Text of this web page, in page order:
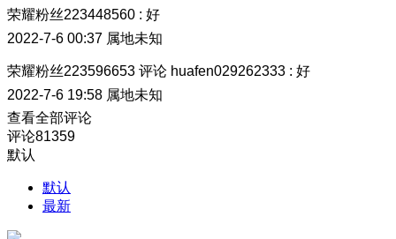
荣耀粉丝223448560 : 好
2022-7-6 00:37 属地未知
荣耀粉丝223596653 评论 huafen029262333 : 好
2022-7-6 19:58 属地未知
查看全部评论
评论81359
默认
默认
最新